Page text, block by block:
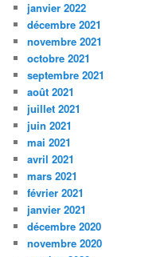
janvier 2022
décembre 2021
novembre 2021
octobre 2021
septembre 2021
août 2021
juillet 2021
juin 2021
mai 2021
avril 2021
mars 2021
février 2021
janvier 2021
décembre 2020
novembre 2020